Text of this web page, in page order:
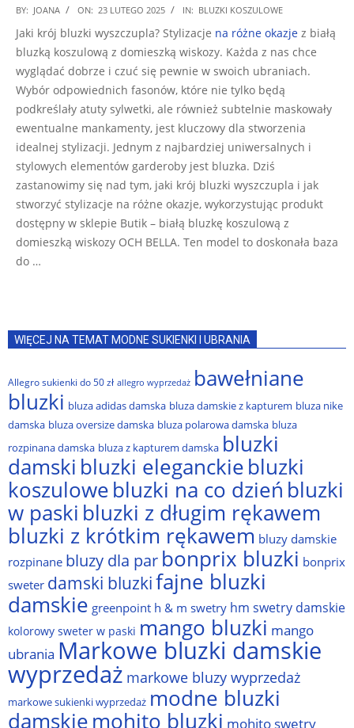
2025-
02-
23
BY: JOANA ON: 23 LUTEGO 2025 IN: BLUZKI KOSZULOWE
Jaki krój bluzki wyszczupla? Stylizacje na różne okazje z białą
bluzką koszulową z domieszką wiskozy. Każda z nas chce
wyglądać dobrze i czuć się pewnie w swoich ubraniach.
Wybór odpowiednich fasonów, które nie tylko będą
podkreślały atuty sylwetki, ale również subtelnie maskowały
ewentualne mankamenty, jest kluczowy dla stworzenia
idealnej stylizacji. Jednym z najbardziej uniwersalnych i
stylowych elementów garderoby jest bluzka. Dziś
zastanowimy się nad tym, jaki krój bluzki wyszczupla i jak
stworzyć stylizacje na różne okazje, wykorzystując produkt
dostępny w sklepie Butik – białą bluzkę koszulową z
domieszką wiskozy OCH BELLA. Ten model to doskonała baza
do …
WIĘCEJ NA TEMAT MODNE SUKIENKI I UBRANIA
Allegro sukienki do 50 zł allegro wyprzedaż bawełniane
bluzki bluza adidas damska bluza damskie z kapturem bluza nike
damska bluza oversize damska bluza polarowa damska bluza
rozpinana damska bluza z kapturem damska bluzki
damski bluzki eleganckie bluzki
koszulowe bluzki na co dzień bluzki
w paski bluzki z długim rękawem
bluzki z krótkim rękawem bluzy damskie
rozpinane bluzy dla par bonprix bluzki bonprix
sweter damski bluzkifajne bluzki
damskie greenpoint h & m swetry hm swetry damskie
kolorowy sweter w paski mango bluzki mango
ubrania Markowe bluzki damskie
wyprzedaż markowe bluzy wyprzedaż
markowe sukienki wyprzedaż modne bluzki
damskiemohito bluzki mohito swetry